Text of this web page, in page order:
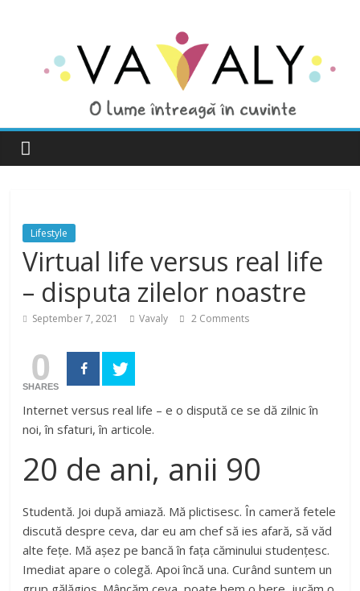
Lifestyle
Virtual life versus real life
– disputa zilelor noastre
September 7, 2021 Vavaly 2 Comments
0
SHARES
Internet versus real life – e o dispută ce se dă zilnic în
noi, în sfaturi, în articole.
20 de ani, anii 90
Studentă. Joi după amiază. Mă plictisesc. În cameră fetele
discută despre ceva, dar eu am chef să ies afară, să văd
alte fețe. Mă așez pe bancă în fața căminului studențesc.
Imediat apare o colegă. Apoi încă una. Curând suntem un